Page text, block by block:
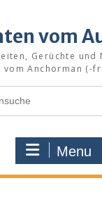
vom
Gerüchte
vom Anchorman (-
Menu